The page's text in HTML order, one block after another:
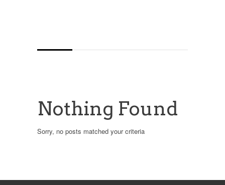
Nothing Found
Sorry, no posts matched your criteria